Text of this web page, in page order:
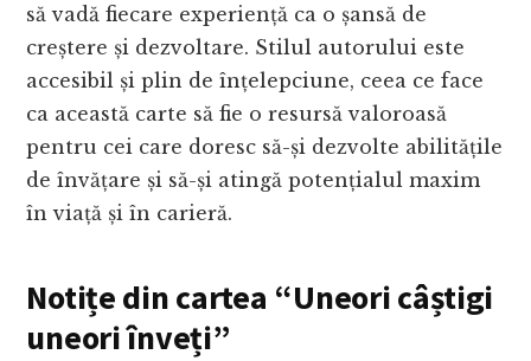
să vadă fiecare experiență ca o șansă de
creștere și dezvoltare. Stilul autorului este
accesibil și plin de înțelepciune, ceea ce face
ca această carte să fie o resursă valoroasă
pentru cei care doresc să-și dezvolte abilitățile
de învățare și să-și atingă potențialul maxim
în viață și în carieră.
Notițe din cartea “Uneori câștigi
uneori înveți”